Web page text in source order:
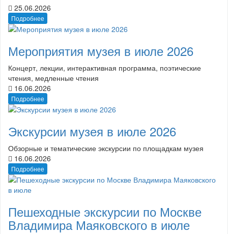
25.06.2026
Подробнее
Мероприятия музея в июле 2026
Концерт, лекции, интерактивная программа, поэтические
чтения, медленные чтения
16.06.2026
Подробнее
Экскурсии музея в июле 2026
Обзорные и тематические экскурсии по площадкам музея
16.06.2026
Подробнее
Пешеходные экскурсии по Москве
Владимира Маяковского в июле